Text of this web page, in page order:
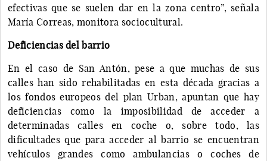
efectivas que se suelen dar en la zona centro”, señala
María Correas, monitora sociocultural.
Deficiencias del barrio
En el caso de San Antón, pese a que muchas de sus
calles han sido rehabilitadas en esta década gracias a
los fondos europeos del plan Urban, apuntan que hay
deficiencias como la imposibilidad de acceder a
determinadas calles en coche o, sobre todo, las
dificultades que para acceder al barrio se encuentran
vehículos grandes como ambulancias o coches de